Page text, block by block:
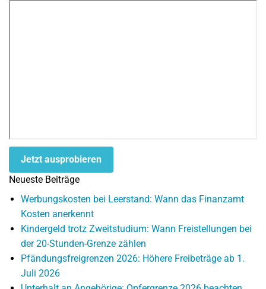
Jetzt ausprobieren
Neueste Beiträge
Werbungskosten bei Leerstand: Wann das Finanzamt
Kosten anerkennt
Kindergeld trotz Zweitstudium: Wann Freistellungen bei
der 20-Stunden-Grenze zählen
Pfändungsfreigrenzen 2026: Höhere Freibeträge ab 1.
Juli 2026